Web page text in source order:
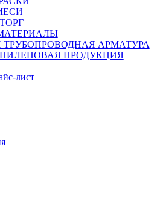
ТРУБОПРОВОДНАЯ АРМАТУРА
ПРОДУКЦИЯ
лист